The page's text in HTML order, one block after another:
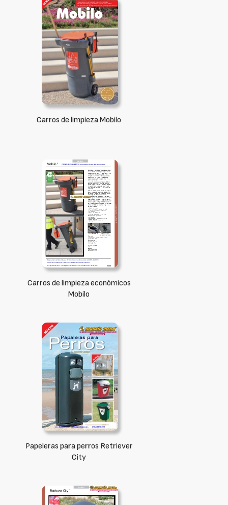
Carros de limpieza Mobilo
Carros de limpieza económicos
Mobilo
Papeleras para perros Retriever
City